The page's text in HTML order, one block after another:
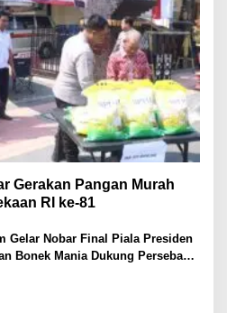
Gerakan Pangan Murah
RI ke-81
Gelar Nobar Final Piala Presiden
Bonek Mania Dukung Persebaya